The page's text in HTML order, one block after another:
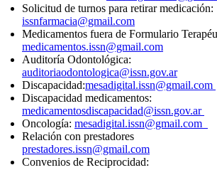
Solicitud de turnos para retirar medicación:
issnfarmacia@gmail.com
Medicamentos fuera de Formulario
medicamentos.issn@gmail.com
Auditoría Odontológica:
auditoriaodontologica@issn.gov.ar
Discapacidad:mesadigital.issn@gmail.com
Discapacidad medicamentos:
medicamentosdiscapacidad@issn.gov.ar
Oncología: mesadigital.issn@gmail.com
Relación con prestadores
prestadores.issn@gmail.com
Convenios de Reciprocidad: